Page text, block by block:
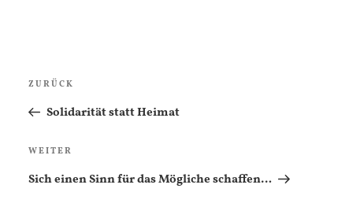
Beitragsnavigation
Vorheriger
Beitrag
ZURÜCK
Solidarität statt Heimat
Nächster
Beitrag
WEITER
Sich einen Sinn für das Mögliche schaffen…